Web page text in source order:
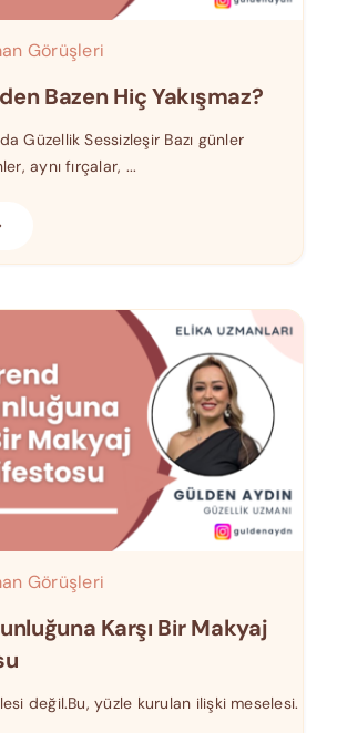
Görüşleri
Bazen Hiç Yakışmaz?
Güzellik Sessizleşir Bazı günler
aynı fırçalar, ...
Görüşleri
Karşı Bir Makyaj
değil.Bu, yüzle kurulan ilişki meselesi.